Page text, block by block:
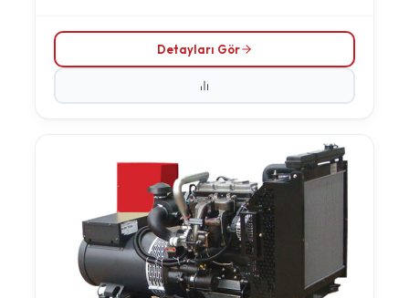
Detayları Gör